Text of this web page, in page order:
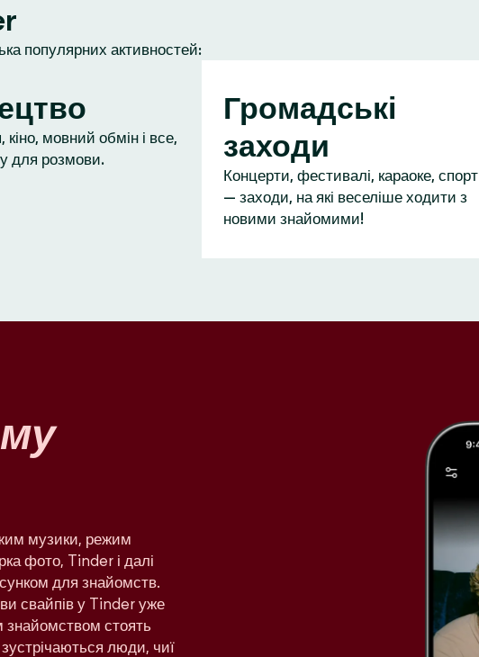
популярних активностей:
кіно, мовний обмін і все,
для розмови.
Громадські
заходи
Концерти, фестивалі, караоке, спорт
— заходи, на які веселіше ходити з
новими знайомими!
музики, режим
фото, Tinder і далі
для знайомств.
свайпів у Tinder уже
знайомством стоять
люди, чиї